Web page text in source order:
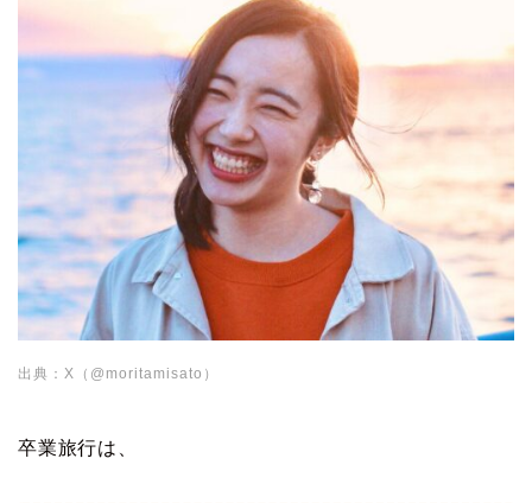
出典：X（@moritamisato）
卒業旅行は、